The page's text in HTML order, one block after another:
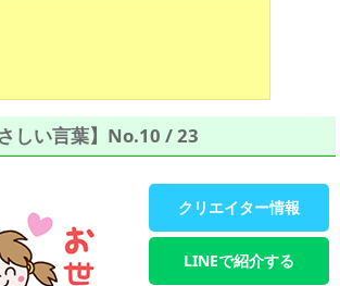
しい言葉】No.10 / 23
クリエイター情報
LINEで紹介する